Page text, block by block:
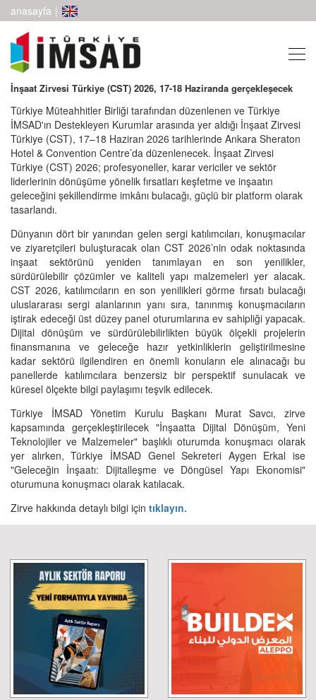
anasayfa |
İnşaat Zirvesi Türkiye (CST) 2026, 17-18 Haziranda gerçekleşecek
Türkiye Müteahhitler Birliği tarafından düzenlenen ve Türkiye
İMSAD'ın Destekleyen Kurumlar arasında yer aldığı İnşaat Zirvesi
Türkiye (CST), 17–18 Haziran 2026 tarihlerinde Ankara Sheraton
Hotel & Convention Centre’da düzenlenecek. İnşaat Zirvesi
Türkiye (CST) 2026; profesyoneller, karar vericiler ve sektör
liderlerinin dönüşüme yönelik fırsatları keşfetme ve inşaatın
geleceğini şekillendirme imkânı bulacağı, güçlü bir platform olarak
tasarlandı.
Dünyanın dört bir yanından gelen sergi katılımcıları, konuşmacılar
ve ziyaretçileri buluşturacak olan CST 2026’nin odak noktasında
inşaat sektörünü yeniden tanımlayan en son yenilikler,
sürdürülebilir çözümler ve kaliteli yapı malzemeleri yer alacak.
CST 2026, katılımcıların en son yenilikleri görme fırsatı bulacağı
uluslararası sergi alanlarının yanı sıra, tanınmış konuşmacıların
iştirak edeceği üst düzey panel oturumlarına ev sahipliği yapacak.
Dijital dönüşüm ve sürdürülebilirlikten büyük ölçekli projelerin
finansmanına ve geleceğe hazır yetkinliklerin geliştirilmesine
kadar sektörü ilgilendiren en önemli konuların ele alınacağı bu
panellerde katılımcılara benzersiz bir perspektif sunulacak ve
küresel ölçekte bilgi paylaşımı teşvik edilecek.
Türkiye İMSAD Yönetim Kurulu Başkanı Murat Savcı, zirve
kapsamında gerçekleştirilecek "İnşaatta Dijital Dönüşüm, Yeni
Teknolojiler ve Malzemeler" başlıklı oturumda konuşmacı olarak
yer alırken, Türkiye İMSAD Genel Sekreteri Aygen Erkal ise
"Geleceğin İnşaatı: Dijitalleşme ve Döngüsel Yapı Ekonomisi"
oturumuna konuşmacı olarak katılacak.
Zirve hakkında detaylı bilgi için tıklayın.